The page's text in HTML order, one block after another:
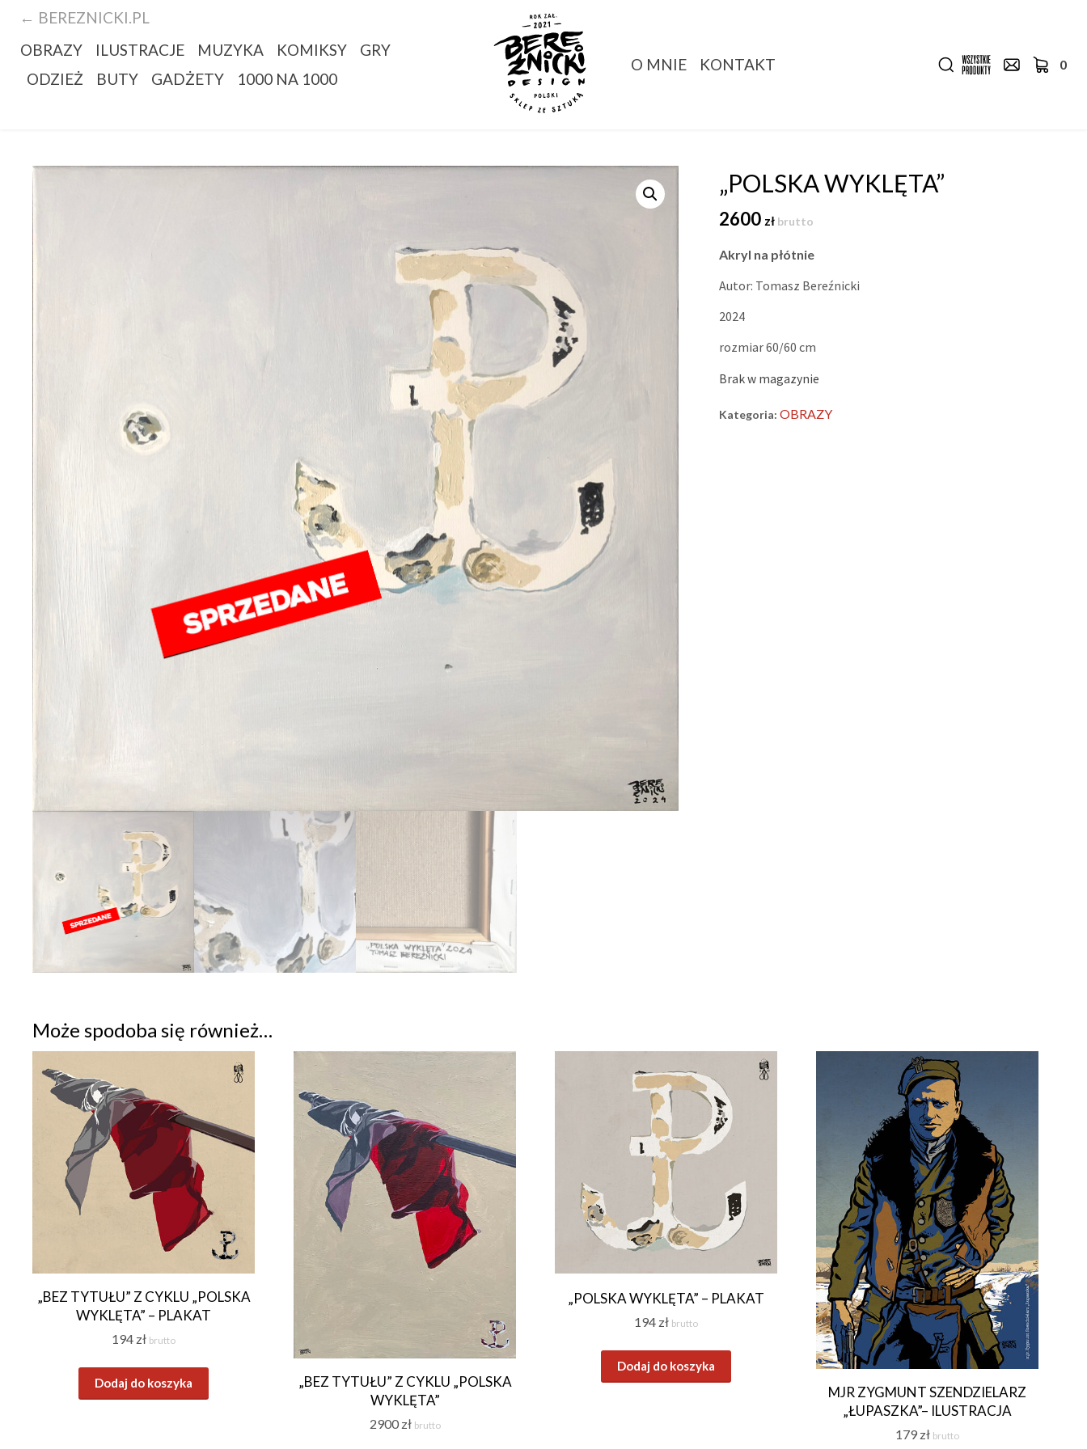
← BEREZNICKI.PL
OBRAZY
ILUSTRACJE MUZYKA KOMIKSY
GRY
ODZIEŻ
BUTY GADŻETY 1000 NA 1000
O MNIE KONTAKT 0
„POLSKA WYKLĘTA”
2600 zł brutto
Akryl na płótnie
Autor: Tomasz Bereźnicki
2024
rozmiar 60/60 cm
Brak w magazynie
Kategoria:OBRAZY
Może spodoba się również…
„BEZ TYTUŁU” Z CYKLU „POLSKA
WYKLĘTA” – PLAKAT
194 zł brutto
Dodaj do koszyka
„BEZ TYTUŁU” Z CYKLU „POLSKA
WYKLĘTA”
2900 zł brutto
„POLSKA WYKLĘTA” – PLAKAT
194 zł brutto
Dodaj do koszyka
MJR ZYGMUNT SZENDZIELARZ
„ŁUPASZKA”– ILUSTRACJA
179 zł brutto